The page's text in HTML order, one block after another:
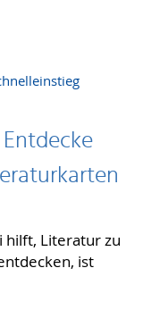
hilft, Literatur zu
ist